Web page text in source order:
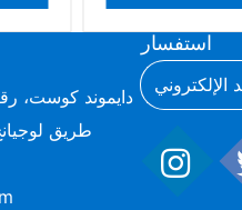
طريق
استفسار